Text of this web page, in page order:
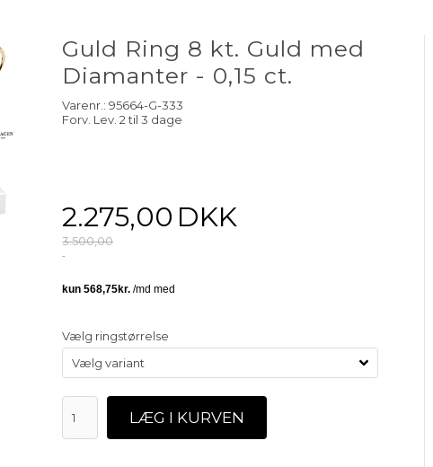
Guld Ring 8 kt. Guld med
Diamanter - 0,15 ct.
Varenr.:95664-G-333
Forv. Lev. 2 til 3 dage
2.275,00 DKK
3.500,00
Vælg ringstørrelse